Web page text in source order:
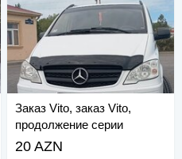
Заказ Vito, заказ Vito,
продолжение серии
20 AZN